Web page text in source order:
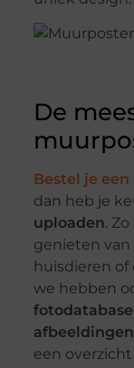
De
Bestel je
dan heb je
uploaden.
genieten van
huisdieren of
we hebben
fotodatabase
afbeeldingen
een